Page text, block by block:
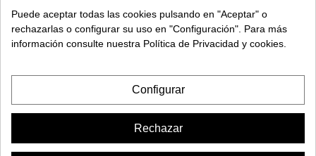
Puede aceptar todas las cookies pulsando en "Aceptar" o
rechazarlas o configurar su uso en "Configuración". Para más
información consulte nuestra Política de Privacidad y cookies.
Configurar
Rechazar